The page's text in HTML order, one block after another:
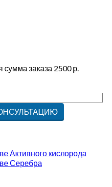
заказа 2500 р.
Активного кислорода
Серебра